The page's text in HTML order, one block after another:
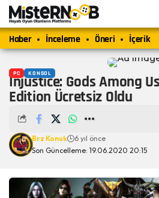
Haber İnceleme Öneri İçerik
PC KONSOL
Injustice: Gods Among
Edition Ücretsiz Oldu
Son Güncelleme: 19.06.2020 20:15
Brz Konuk 6 yıl önce